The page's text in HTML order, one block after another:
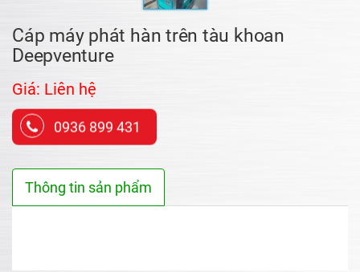
Cáp máy phát hàn trên tàu khoan
Deepventure
Giá: Liên hệ
0936 899 431
Thông tin sản phẩm